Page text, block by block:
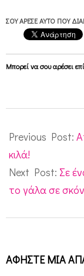
ΣΟΥ ΆΡΕΣΕ ΑΥΤΌ ΠΟΥ
Μπορεί να σου αρέσει
01-
09
Previous Post:
κιλά!
Next Post: Σε
το γάλα σε
ΑΦΉΣΤΕ ΜΙΑ